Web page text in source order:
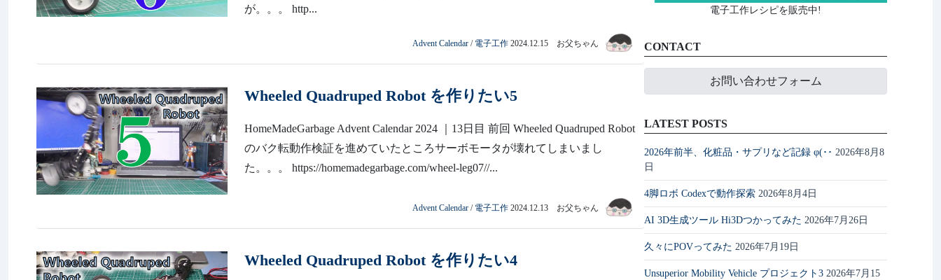
が。。。 http...
Advent Calendar / 電子工作 2024.12.15 お父ちゃん
Wheeled Quadruped Robot を作りたい5
HomeMadeGarbage Advent Calendar 2024 ｜13日目 前回 Wheeled Quadruped Robot
のバク転動作検証を進めていたところサーボモータが壊れてしまいまし
た。。。 https://homemadegarbage.com/wheel-leg07//...
Advent Calendar / 電子工作 2024.12.13 お父ちゃん
Wheeled Quadruped Robot を作りたい4
電子工作レシピを販売中!
CONTACT
お問い合わせフォーム
LATEST POSTS
2026年前半、化粧品・サプリなど記録 φ(･･ 2026年8月8
日
4脚ロボ Codexで動作探索 2026年8月4日
AI 3D生成ツール Hi3Dつかってみた 2026年7月26日
久々にPOVってみた 2026年7月19日
Unsuperior Mobility Vehicle プロジェクト3 2026年7月15